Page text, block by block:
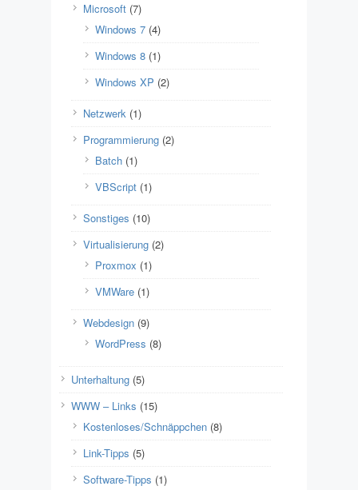
Microsoft (7)
Windows 7 (4)
Windows 8 (1)
Windows XP (2)
Netzwerk (1)
Programmierung (2)
Batch (1)
VBScript (1)
Sonstiges (10)
Virtualisierung (2)
Proxmox (1)
VMWare (1)
Webdesign (9)
WordPress (8)
Unterhaltung (5)
WWW – Links (15)
Kostenloses/Schnäppchen (8)
Link-Tipps (5)
Software-Tipps (1)